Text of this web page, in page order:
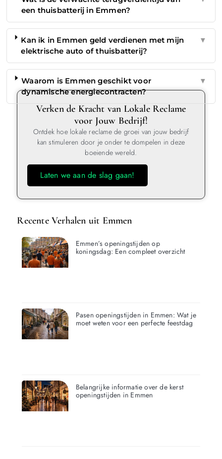
een thuisbatterij in Emmen?
Kan ik in Emmen geld verdienen met mijn
elektrische auto of thuisbatterij?
▼
Waarom is Emmen geschikt voor
dynamische energiecontracten?
▼
Verken de Kracht van Lokale Reclame
voor Jouw Bedrijf!
Ontdek hoe lokale reclame de groei van jouw bedrijf
kan stimuleren door je onder te dompelen in deze
boeiende wereld.
Laten we aan de slag gaan!
Recente Verhalen uit Emmen
Emmen’s openingstijden op
koningsdag: Een compleet overzicht
Pasen openingstijden in Emmen: Wat je
moet weten voor een perfecte feestdag
Belangrijke informatie over de kerst
openingstijden in Emmen